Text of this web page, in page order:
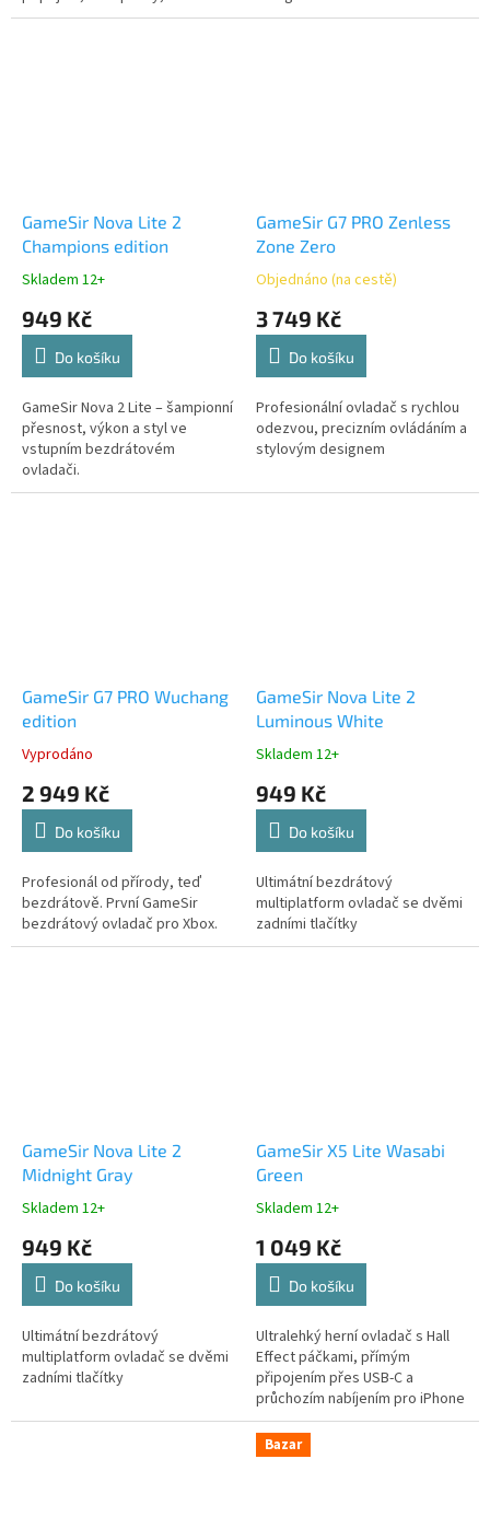
triggery, 4 extra tlačítka,
GameSir Nova Lite 2
Champions edition
Skladem 12+
949 Kč
Do košíku
GameSir Nova 2 Lite – šampionní
přesnost, výkon a styl ve
vstupním bezdrátovém
ovladači.
GameSir G7 PRO Zenless
Zone Zero
Objednáno (na cestě)
3 749 Kč
Do košíku
Profesionální ovladač s rychlou
odezvou, precizním ovládáním a
stylovým designem
GameSir G7 PRO Wuchang
edition
Vyprodáno
2 949 Kč
Do košíku
Profesionál od přírody, teď
bezdrátově. První GameSir
bezdrátový ovladač pro Xbox.
GameSir Nova Lite 2
Luminous White
Skladem 12+
949 Kč
Do košíku
Ultimátní bezdrátový
multiplatform ovladač se dvěmi
zadními tlačítky
GameSir Nova Lite 2
Midnight Gray
Skladem 12+
949 Kč
Do košíku
Ultimátní bezdrátový
multiplatform ovladač se dvěmi
zadními tlačítky
GameSir X5 Lite Wasabi
Green
Skladem 12+
1 049 Kč
Do košíku
Ultralehký herní ovladač s Hall
Effect páčkami, přímým
připojením přes USB-C a
průchozím nabíjením pro iPhone
a Android.
Bazar